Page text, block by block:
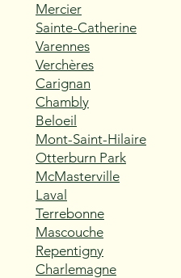
Mercier
Sainte-Catherine
Varennes
Verchères
Carignan
Chambly
Beloeil
Mont-Saint-Hilaire
Otterburn Park
McMasterville
Laval
Terrebonne
Mascouche
Repentigny
Charlemagne